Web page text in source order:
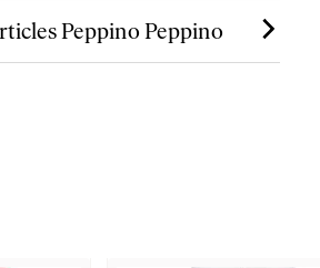
Peppino Peppino